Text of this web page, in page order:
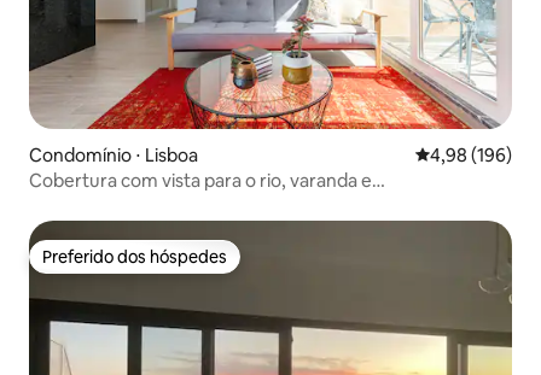
Condomínio ⋅ Lisboa 4,98 de uma
4,98 (196)
Cobertura com vista para o rio, varanda e
Preferido dos hóspedes
Preferido dos hóspedes